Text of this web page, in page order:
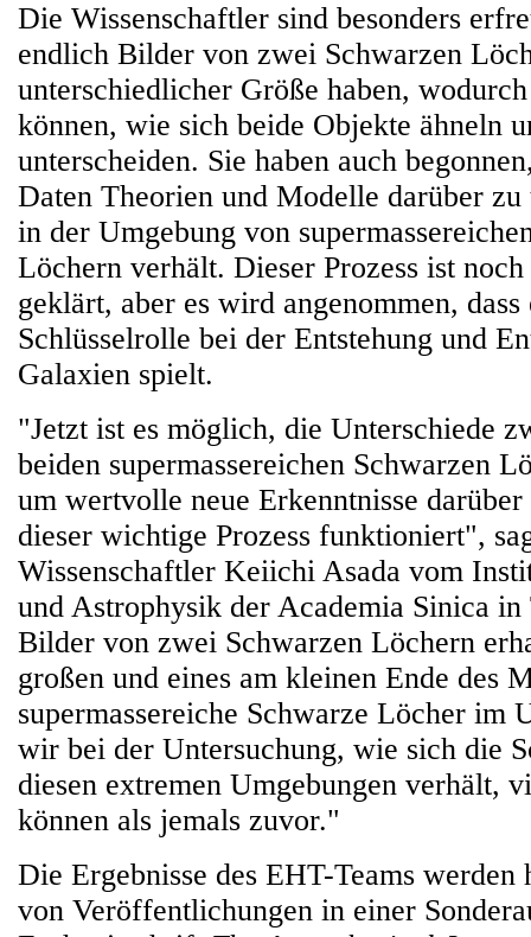
Die Wissenschaftler sind besonders
endlich Bilder von zwei Schwarzen
unterschiedlicher Größe haben,
können, wie sich beide Objekte ähneln
unterscheiden. Sie haben auch
Daten Theorien und Modelle darüber zu
in der Umgebung von
Löchern verhält. Dieser Prozess ist
geklärt, aber es wird angenommen, dass
Schlüsselrolle bei der Entstehung und
Galaxien spielt.
"Jetzt ist es möglich, die Unterschiede
beiden supermassereichen Schwarzen
um wertvolle neue Erkenntnisse
dieser wichtige Prozess funktioniert",
Wissenschaftler Keiichi Asada vom
und Astrophysik der Academia Sinica
Bilder von zwei Schwarzen Löchern
großen und eines am kleinen Ende des
supermassereiche Schwarze Löcher im
wir bei der Untersuchung, wie sich die
diesen extremen Umgebungen verhält,
können als jemals zuvor."
Die Ergebnisse des EHT-Teams werden
von Veröffentlichungen in einer